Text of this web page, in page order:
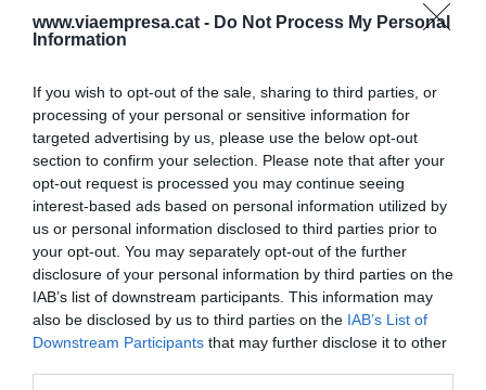
www.viaempresa.cat - Do Not Process My Personal
Information
If you wish to opt-out of the sale, sharing to third parties, or
processing of your personal or sensitive information for
targeted advertising by us, please use the below opt-out
section to confirm your selection. Please note that after your
opt-out request is processed you may continue seeing
interest-based ads based on personal information utilized by
us or personal information disclosed to third parties prior to
your opt-out. You may separately opt-out of the further
disclosure of your personal information by third parties on the
IAB’s list of downstream participants. This information may
also be disclosed by us to third parties on the IAB’s List of
Downstream Participants that may further disclose it to other
toda Catalunya" y ha señalado que durante los
donaciones equivale a casi un 33% del total de las
donaciones hechas durante 2020".
AñadirVIA Empresacomo fuente preferida
de Google de forma gratuita
Mantente informado con las últimas noticias de
actualidad
ACTIVAR AHORA